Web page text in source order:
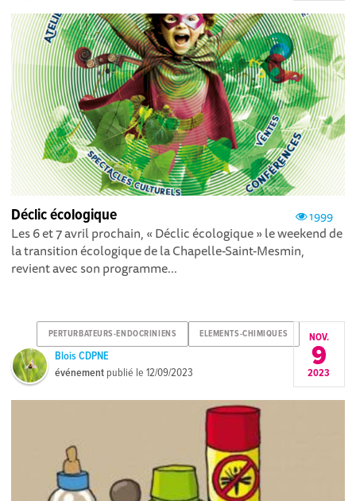
1999
Déclic écologique
Les 6 et 7 avril prochain, « Déclic écologique » le weekend de
la transition écologique de la Chapelle-Saint-Mesmin,
revient avec son programme...
PERTURBATEURS-ENDOCRINIENS ELEMENTS-CHIMIQUES
Blois CDPNE
événement publié le12/09/2023
NOV.
9
2023